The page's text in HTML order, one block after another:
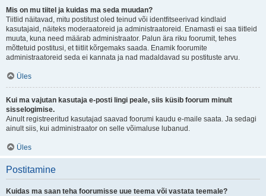
Mis on mu tiitel ja kuidas ma seda muudan?
Tiitlid näitavad, mitu postitust oled teinud või identfitseerivad kindlaid
kasutajaid, näiteks moderaatoreid ja administraatoreid. Enamasti ei saa tiitleid
muuta, kuna need määrab administraator. Palun ära riku foorumit, tehes
mõttetuid postitusi, et tiitlit kõrgemaks saada. Enamik foorumite
administraatoreid seda ei kannata ja nad madaldavad su postituste arvu.
Üles
Kui ma vajutan kasutaja e-posti lingi peale, siis küsib foorum minult
sisselogimise.
Ainult registreeritud kasutajad saavad foorumi kaudu e-maile saata. Ja sedagi
ainult siis, kui administraator on selle võimaluse lubanud.
Üles
Postitamine
Kuidas ma saan teha foorumisse uue teema või vastata teemale?